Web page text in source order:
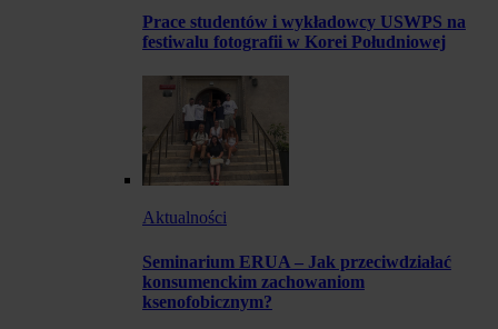
Prace studentów i wykładowcy USWPS na
festiwalu fotografii w Korei Południowej
Aktualności
Seminarium ERUA – Jak przeciwdziałać
konsumenckim zachowaniom
ksenofobicznym?